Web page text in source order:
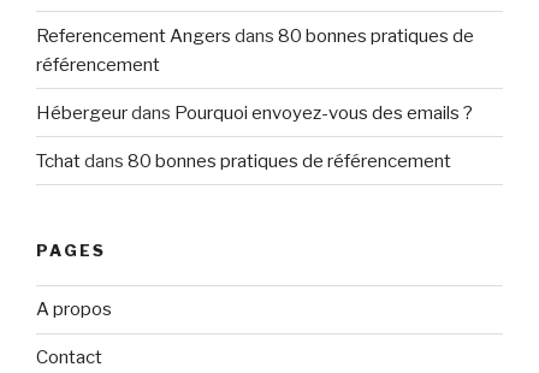
Referencement Angers dans 80 bonnes pratiques de
référencement
Hébergeurdans Pourquoi envoyez-vous des emails ?
Tchatdans 80 bonnes pratiques de référencement
PAGES
A propos
Contact